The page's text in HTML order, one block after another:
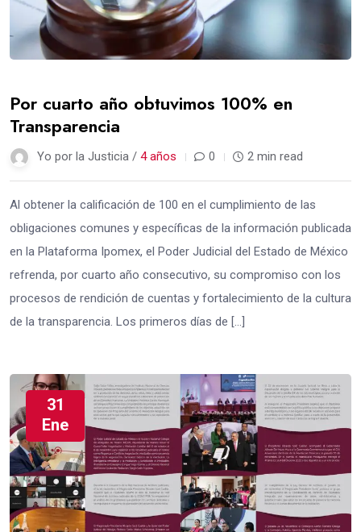
Por cuarto año obtuvimos 100% en
Transparencia
Yo por la Justicia / 4 años 0 2 min read
Al obtener la calificación de 100 en el cumplimiento de las
obligaciones comunes y específicas de la información publicada
en la Plataforma Ipomex, el Poder Judicial del Estado de México
refrenda, por cuarto año consecutivo, su compromiso con los
procesos de rendición de cuentas y fortalecimiento de la cultura
de la transparencia. Los primeros días de […]
31
Ene